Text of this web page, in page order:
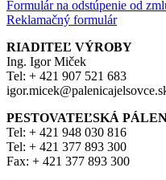
Formulár na odstúpenie od
Reklamačný formulár
RIADITEĽ VÝROBY
Ing. Igor Miček
Tel: + 421 907 521 683
PESTOVATEĽSKÁ
Tel: + 421 948 030 816
Tel: + 421 377 893 300
Fax: + 421 377 893 300